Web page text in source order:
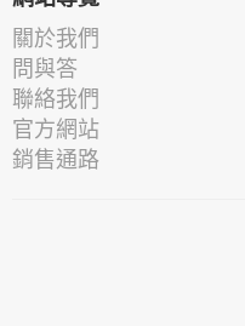
關於我們
問與答
聯絡我們
官方網站
銷售通路